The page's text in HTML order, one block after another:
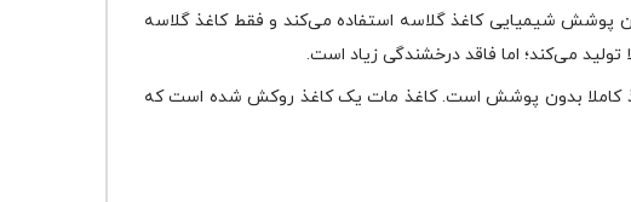
پوشش شیمیایی کاغذ گلاسه استفاده می‌کند و فقط کاغذ گلاسه
می‌کند؛ اما فاقد درخشندگی زیاد است.
کاملا بدون پوشش است. کاغذ مات یک کاغذ روکش شده است که